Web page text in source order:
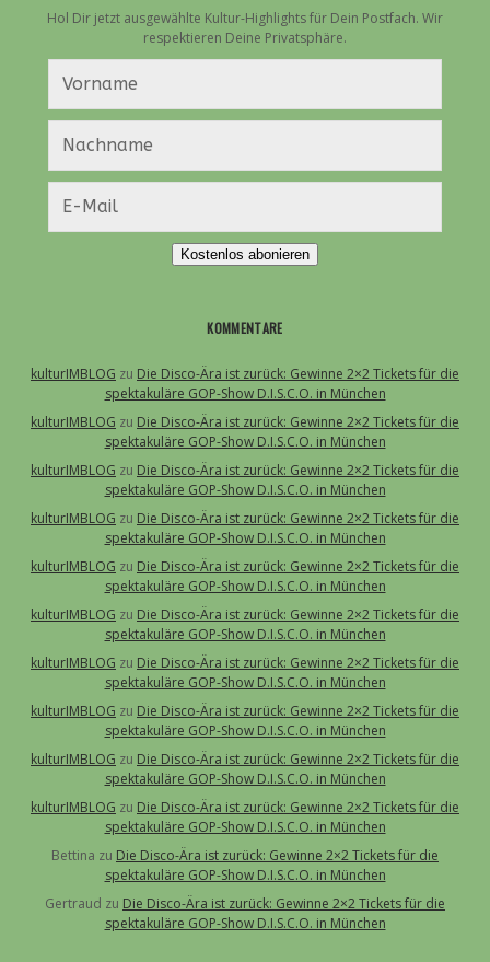
Hol Dir jetzt ausgewählte Kultur-Highlights für Dein Postfach. Wir
respektieren Deine Privatsphäre.
Kostenlos abonieren
KOMMENTARE
kulturIMBLOG zu Die Disco-Ära ist zurück: Gewinne 2×2 Tickets für die
spektakuläre GOP-Show D.I.S.C.O. in München
kulturIMBLOG zu Die Disco-Ära ist zurück: Gewinne 2×2 Tickets für die
spektakuläre GOP-Show D.I.S.C.O. in München
kulturIMBLOG zu Die Disco-Ära ist zurück: Gewinne 2×2 Tickets für die
spektakuläre GOP-Show D.I.S.C.O. in München
kulturIMBLOG zu Die Disco-Ära ist zurück: Gewinne 2×2 Tickets für die
spektakuläre GOP-Show D.I.S.C.O. in München
kulturIMBLOG zu Die Disco-Ära ist zurück: Gewinne 2×2 Tickets für die
spektakuläre GOP-Show D.I.S.C.O. in München
kulturIMBLOG zu Die Disco-Ära ist zurück: Gewinne 2×2 Tickets für die
spektakuläre GOP-Show D.I.S.C.O. in München
kulturIMBLOG zu Die Disco-Ära ist zurück: Gewinne 2×2 Tickets für die
spektakuläre GOP-Show D.I.S.C.O. in München
kulturIMBLOG zu Die Disco-Ära ist zurück: Gewinne 2×2 Tickets für die
spektakuläre GOP-Show D.I.S.C.O. in München
kulturIMBLOG zu Die Disco-Ära ist zurück: Gewinne 2×2 Tickets für die
spektakuläre GOP-Show D.I.S.C.O. in München
kulturIMBLOG zu Die Disco-Ära ist zurück: Gewinne 2×2 Tickets für die
spektakuläre GOP-Show D.I.S.C.O. in München
Bettina zu Die Disco-Ära ist zurück: Gewinne 2×2 Tickets für die
spektakuläre GOP-Show D.I.S.C.O. in München
Gertraud zu Die Disco-Ära ist zurück: Gewinne 2×2 Tickets für die
spektakuläre GOP-Show D.I.S.C.O. in München